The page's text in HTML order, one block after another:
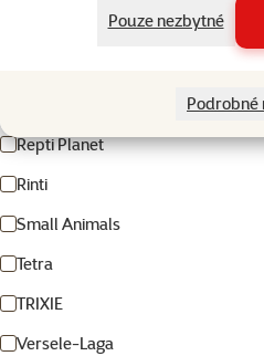
Pouze nezbytné
Podrobné
Repti Planet
Rinti
Small Animals
Tetra
TRIXIE
Versele-Laga